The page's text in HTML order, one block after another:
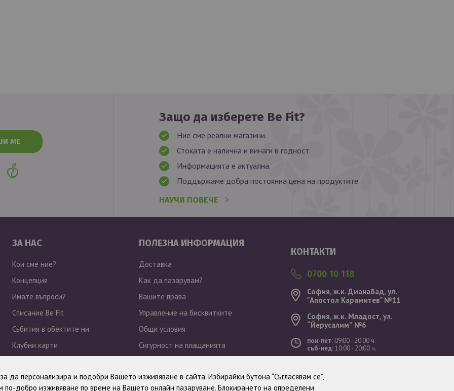
МЕ
Защо да изберете Be Fit?
Ние сме реални магазини.
Стоката е налична и винаги в годност.
Информацията е актуална.
Поддържаме добра постоянна цена на продуктите.
НАУЧИ ПОВЕЧЕ
ЗА НАС
Кои сме ние?
Концепция
Имате въпроси?
Списание Be Fit
Събития в обектите ни
Клубни карти
ПОЛЕЗНА ИНФОРМАЦИЯ
Доставка
Как да пазарувам?
Вашите права
Управление на бисквитките
Общи условия
Сигурност на плащанията
Новини
КОНТАКТИ
0700 10 118
София, ж.к. Дианабад, ул.
"Aпостол Карамитев" №11
София, ж.к. Младост, ул.
“Йерусалим” №6
пон-пет: 09:00 - 20:00 ч.
съб-нед:10:00 - 20:00 ч.
да персонализира и подобри Вашето изживяване в сайта. Избирайки бутона “Съгласявам се”,
добро изживяване по време на Вашето онлайн пазаруване. Блокирането на определени